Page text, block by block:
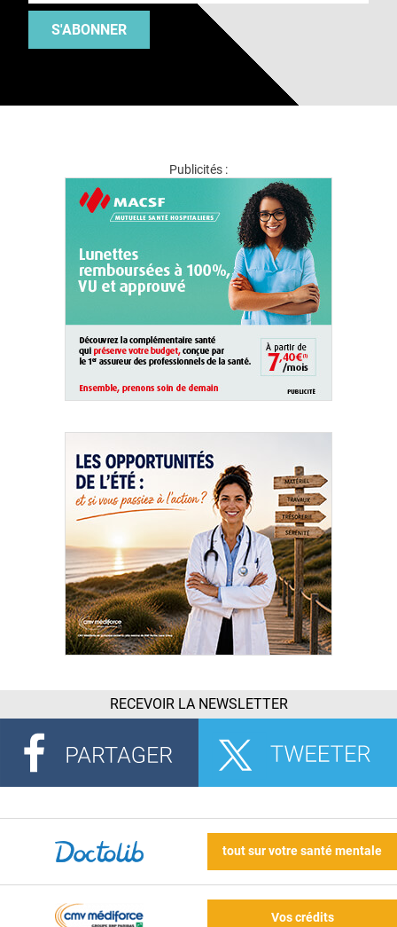
S'ABONNER
Publicités :
RECEVOIR LA NEWSLETTER
tout sur votre santé mentale
Vos crédits